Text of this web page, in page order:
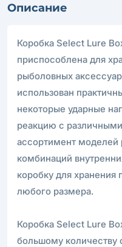
Описание
Коробка Select Lure
приспособлена для
рыболовных
использован
некоторые ударные
реакцию с
ассортимент моделей
комбинаций
коробку для хранения
любого размера.
Коробка Select Lure
большому количеству